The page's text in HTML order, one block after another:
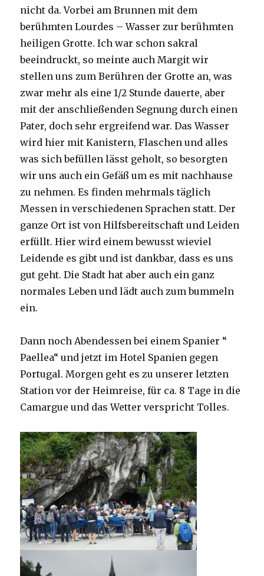
nicht da. Vorbei am Brunnen mit dem
berühmten Lourdes – Wasser zur berühmten
heiligen Grotte. Ich war schon sakral
beeindruckt, so meinte auch Margit wir
stellen uns zum Berühren der Grotte an, was
zwar mehr als eine 1/2 Stunde dauerte, aber
mit der anschließenden Segnung durch einen
Pater, doch sehr ergreifend war. Das Wasser
wird hier mit Kanistern, Flaschen und alles
was sich befüllen lässt geholt, so besorgten
wir uns auch ein Gefäß um es mit nachhause
zu nehmen. Es finden mehrmals täglich
Messen in verschiedenen Sprachen statt. Der
ganze Ort ist von Hilfsbereitschaft und Leiden
erfüllt. Hier wird einem bewusst wieviel
Leidende es gibt und ist dankbar, dass es uns
gut geht. Die Stadt hat aber auch ein ganz
normales Leben und lädt auch zum bummeln
ein.
Dann noch Abendessen bei einem Spanier “
Paellea“ und jetzt im Hotel Spanien gegen
Portugal. Morgen geht es zu unserer letzten
Station vor der Heimreise, für ca. 8 Tage in die
Camargue und das Wetter verspricht Tolles.